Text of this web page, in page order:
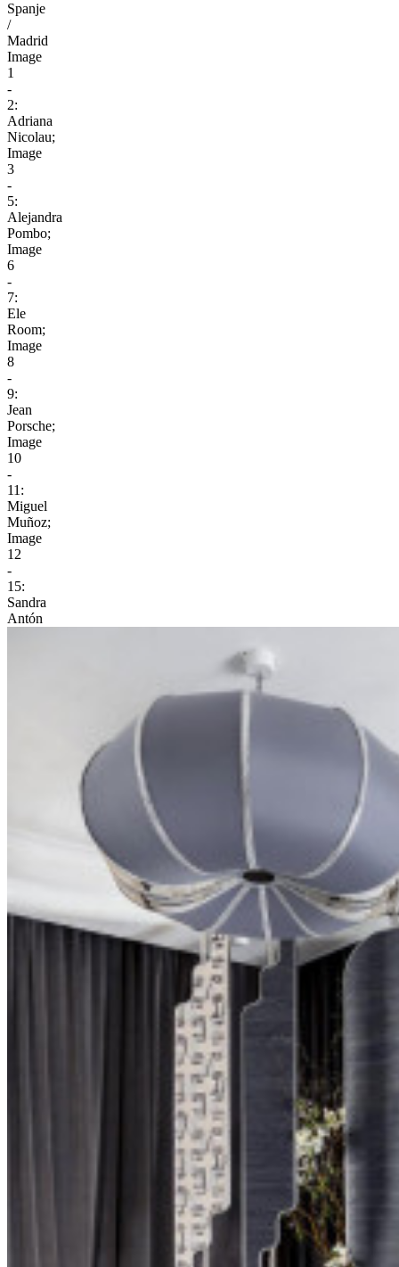
Spanje
/
Madrid
Image
1
-
2:
Adriana
Nicolau;
Image
3
-
5:
Alejandra
Pombo;
Image
6
-
7:
Ele
Room;
Image
8
-
9:
Jean
Porsche;
Image
10
-
11:
Miguel
Muñoz;
Image
12
-
15:
Sandra
Antón